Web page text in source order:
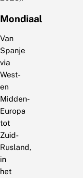
Mondiaal
Van
Spanje
via
West-
en
Midden-
Europa
tot
Zuid-
Rusland,
in
het